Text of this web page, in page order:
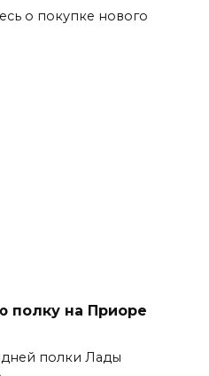
о покупке нового
полку на Приоре
полки Лады